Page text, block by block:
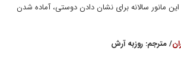
این مانور سالانه برای نشان دادن دوستی، آماده شدن
/ مترجم: روزبه آرش